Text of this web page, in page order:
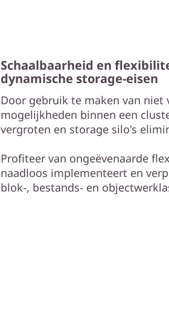
Schaalbaarheid en
dynamische storage-eisen
Door gebruik te maken van niet
mogelijkheden binnen een
vergroten en storage silo's
Profiteer van ongeëvenaarde
naadloos implementeert en
blok-, bestands- en